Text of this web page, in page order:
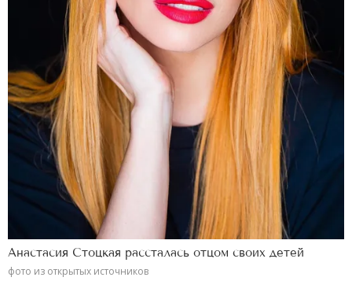
Анастасия Стоцкая рассталась отцом своих детей
фото из открытых источников